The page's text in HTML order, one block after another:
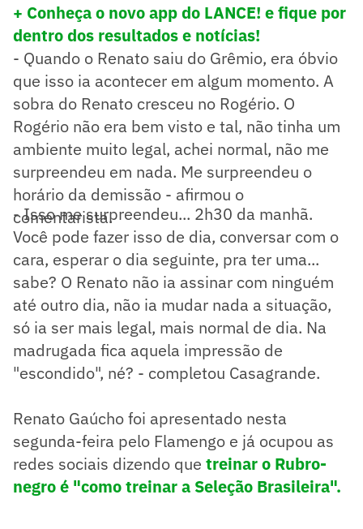
+ Conheça o novo app do LANCE! e fique por
dentro dos resultados e notícias!
- Quando o Renato saiu do Grêmio, era óbvio
que isso ia acontecer em algum momento. A
sobra do Renato cresceu no Rogério. O
Rogério não era bem visto e tal, não tinha um
ambiente muito legal, achei normal, não me
surpreendeu em nada. Me surpreendeu o
horário da demissão - afirmou o
comentarista.
- Isso me surpreendeu... 2h30 da manhã.
Você pode fazer isso de dia, conversar com o
cara, esperar o dia seguinte, pra ter uma...
sabe? O Renato não ia assinar com ninguém
até outro dia, não ia mudar nada a situação,
só ia ser mais legal, mais normal de dia. Na
madrugada fica aquela impressão de
"escondido", né? - completou Casagrande.
Renato Gaúcho foi apresentado nesta
segunda-feira pelo Flamengo e já ocupou as
redes sociais dizendo que treinar o Rubro-
negro é "como treinar a Seleção Brasileira".